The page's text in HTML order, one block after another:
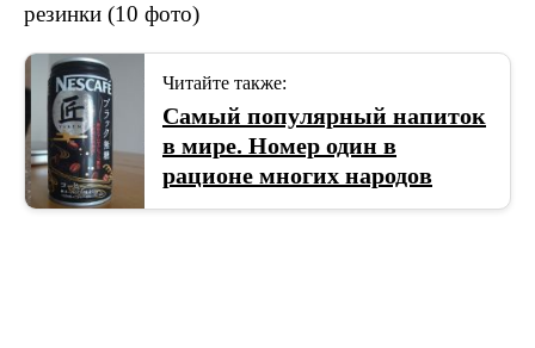
Читайте также:
Самый популярный напиток
в мире. Номер один в
рационе многих народов